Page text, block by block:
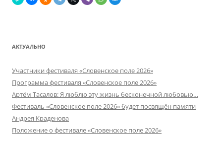
АКТУАЛЬНО
Участники фестиваля «Словенское поле 2026»
Программа фестиваля «Словенское поле 2026»
Артём Тасалов: Я люблю эту жизнь бесконечной любовью…
Фестиваль «Словенское поле 2026» будет посвящён памяти
Андрея Краденова
Положение о фестивале «Словенское поле 2026»